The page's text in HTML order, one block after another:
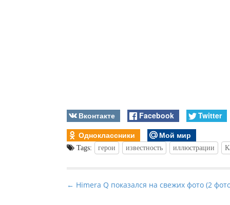
Вконтакте Facebook
Twitter
Одноклассники
Мой мир
Tags: герои известность иллюстрации
P
← Himera Q показался на свежих фото (2